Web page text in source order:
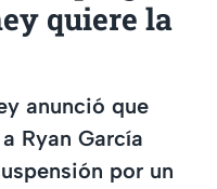
quiere la
anunció que
Ryan García
por un